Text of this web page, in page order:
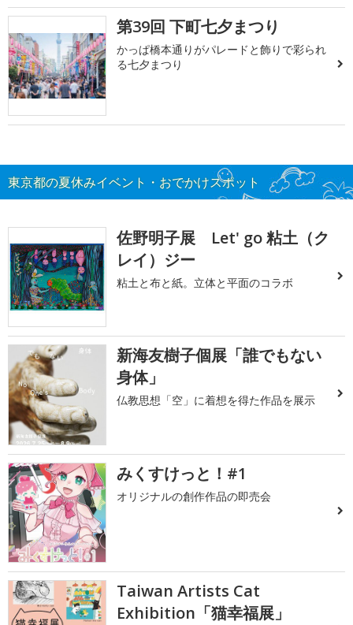
第39回 下町七夕まつり
かっぱ橋本通りがパレードと飾りで彩られ
る七夕まつり
東京都の夏休みイベント・おでかけスポット
佐野明子展 Let' go 粘土（ク
レイ）ジー
粘土と布と紙。立体と平面のコラボ
新海友樹子個展「誰でもない
身体」
仏教思想「空」に着想を得た作品を展示
みくすけっと！#1
オリジナルの創作作品の即売会
Taiwan Artists Cat
Exhibition「猫幸福展」